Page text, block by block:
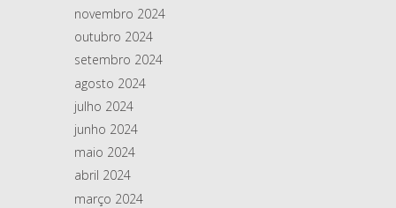
novembro 2024
outubro 2024
setembro 2024
agosto 2024
julho 2024
junho 2024
maio 2024
abril 2024
março 2024